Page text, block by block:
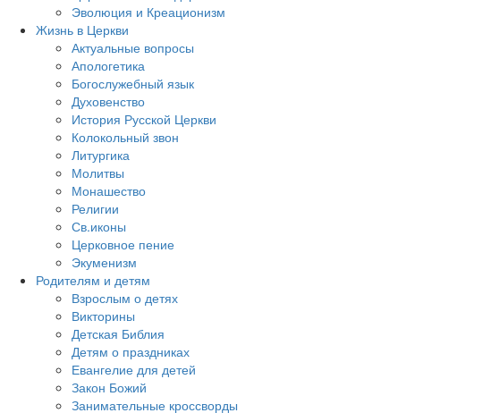
Эволюция и Креационизм
Жизнь в Церкви
Актуальные вопросы
Апологетика
Богослужебный язык
Духовенство
История Русской Церкви
Колокольный звон
Литургика
Молитвы
Монашество
Религии
Св.иконы
Церковное пение
Экуменизм
Родителям и детям
Взрослым о детях
Викторины
Детская Библия
Детям о праздниках
Евангелие для детей
Закон Божий
Занимательные кроссворды